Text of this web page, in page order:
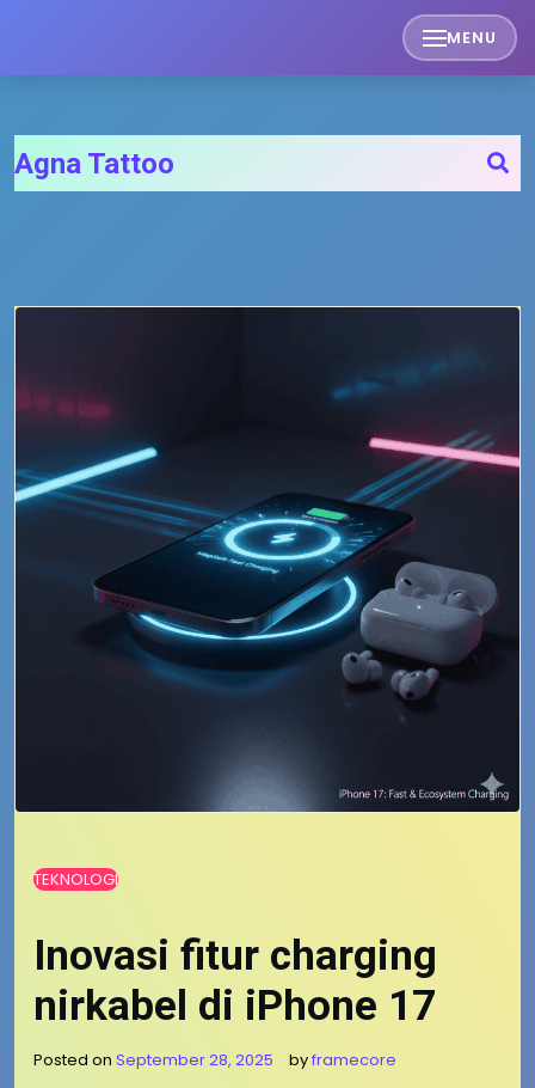
content
MENU
Agna Tattoo
TEKNOLOGI
Inovasi fitur charging
nirkabel di iPhone 17
Posted on September 28, 2025 byframecore